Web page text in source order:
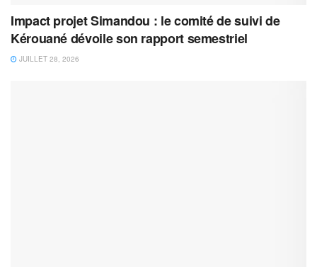
Impact projet Simandou : le comité de suivi de
Kérouané dévoile son rapport semestriel
JUILLET 28, 2026